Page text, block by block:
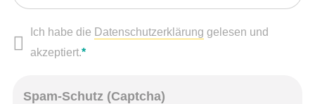
Träff
Ich habe die Datenschutzerklärung gelesen und
akzeptiert.*Pflichtfeld
Spam-Schutz (Captcha)